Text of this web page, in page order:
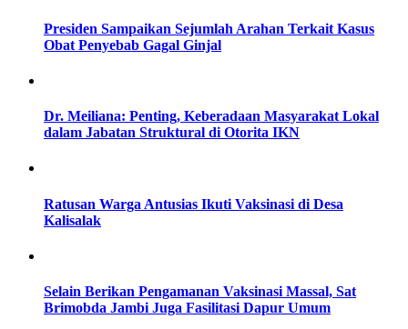
Presiden Sampaikan Sejumlah Arahan Terkait Kasus
Obat Penyebab Gagal Ginjal
Dr. Meiliana: Penting, Keberadaan Masyarakat Lokal
dalam Jabatan Struktural di Otorita IKN
Ratusan Warga Antusias Ikuti Vaksinasi di Desa
Kalisalak
Selain Berikan Pengamanan Vaksinasi Massal, Sat
Brimobda Jambi Juga Fasilitasi Dapur Umum